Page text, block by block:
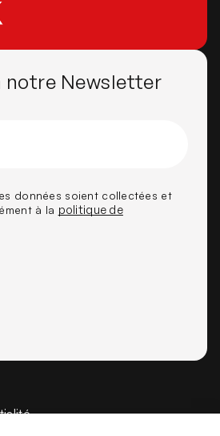
notre Newsletter
données soient collectées et
à la politique de